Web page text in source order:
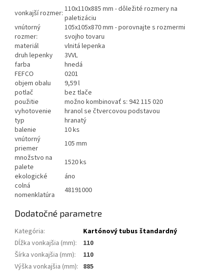
vonkajší rozmer: 110x110x885 mm - dôležité rozmery na
paletizáciu
vnútorný
rozmer:
105x105x870 mm - porovnajte s rozmermi
svojho tovaru
materiál
vlnitá lepenka
druh lepenky
3VVL
farba
hnedá
FEFCO
0201
objem obalu
9,59 l
potlač
bez tlače
použitie
možno kombinovať s: 942 115 020
vyhotovenie
hranol se čtvercovou podstavou
typ
hranatý
balenie
10 ks
vnútorný
priemer
105 mm
množstvo na
palete
1520 ks
ekologické
áno
colná
nomenklatúra
48191000
Dodatočné parametre
Kategória:
Kartónový tubus štandardný
Dĺžka vonkajšia (mm):
110
Šírka vonkajšia (mm):
110
Výška vonkajšia (mm): 885